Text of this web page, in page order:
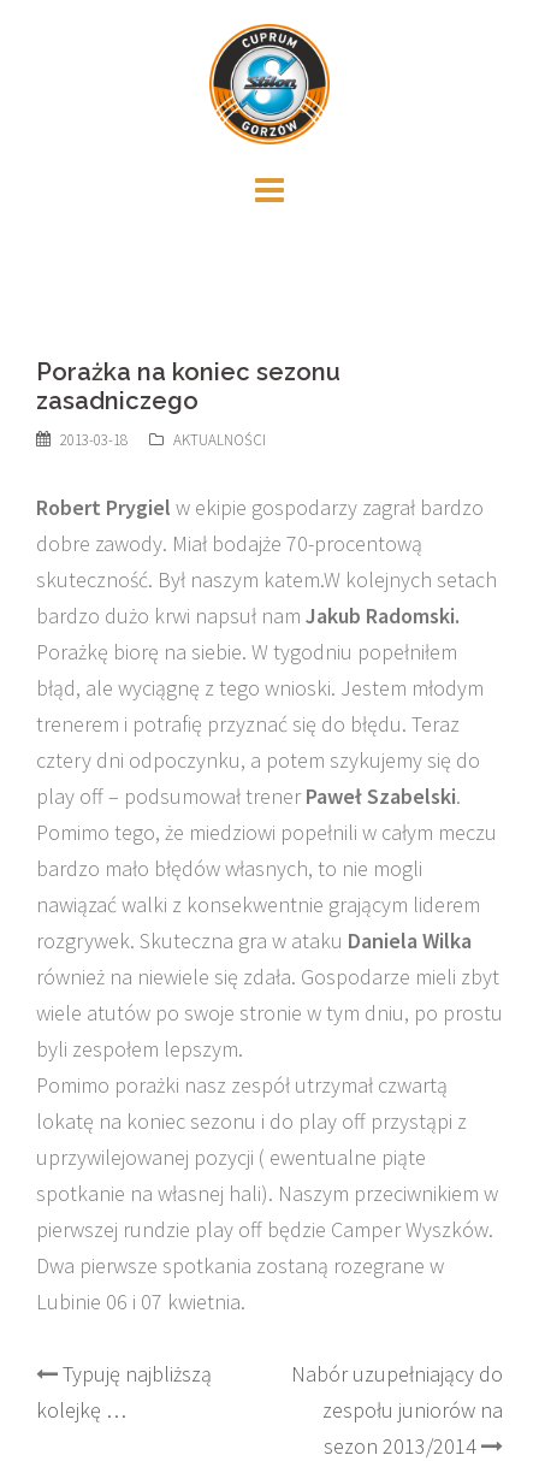
Porażka na koniec sezonu
zasadniczego
2013-03-18 AKTUALNOŚCI
Robert Prygiel w ekipie gospodarzy zagrał bardzo
dobre zawody. Miał bodajże 70-procentową
skuteczność. Był naszym katem.W kolejnych setach
bardzo dużo krwi napsuł nam Jakub Radomski.
Porażkę biorę na siebie. W tygodniu popełniłem
błąd, ale wyciągnę z tego wnioski. Jestem młodym
trenerem i potrafię przyznać się do błędu. Teraz
cztery dni odpoczynku, a potem szykujemy się do
play off – podsumował trenerPaweł Szabelski.
Pomimo tego, że miedziowi popełnili w całym meczu
bardzo mało błędów własnych, to nie mogli
nawiązać walki z konsekwentnie grającym liderem
rozgrywek. Skuteczna gra w ataku Daniela Wilka
również na niewiele się zdała. Gospodarze mieli zbyt
wiele atutów po swoje stronie w tym dniu, po prostu
byli zespołem lepszym.
Pomimo porażki nasz zespół utrzymał czwartą
lokatę na koniec sezonu i do play off przystąpi z
uprzywilejowanej pozycji ( ewentualne piąte
spotkanie na własnej hali). Naszym przeciwnikiem w
pierwszej rundzie play off będzie Camper Wyszków.
Dwa pierwsze spotkania zostaną rozegrane w
Lubinie 06 i 07 kwietnia.
Post
navigation
Typuję najbliższą
kolejkę …
Nabór uzupełniający do
zespołu juniorów na
sezon 2013/2014